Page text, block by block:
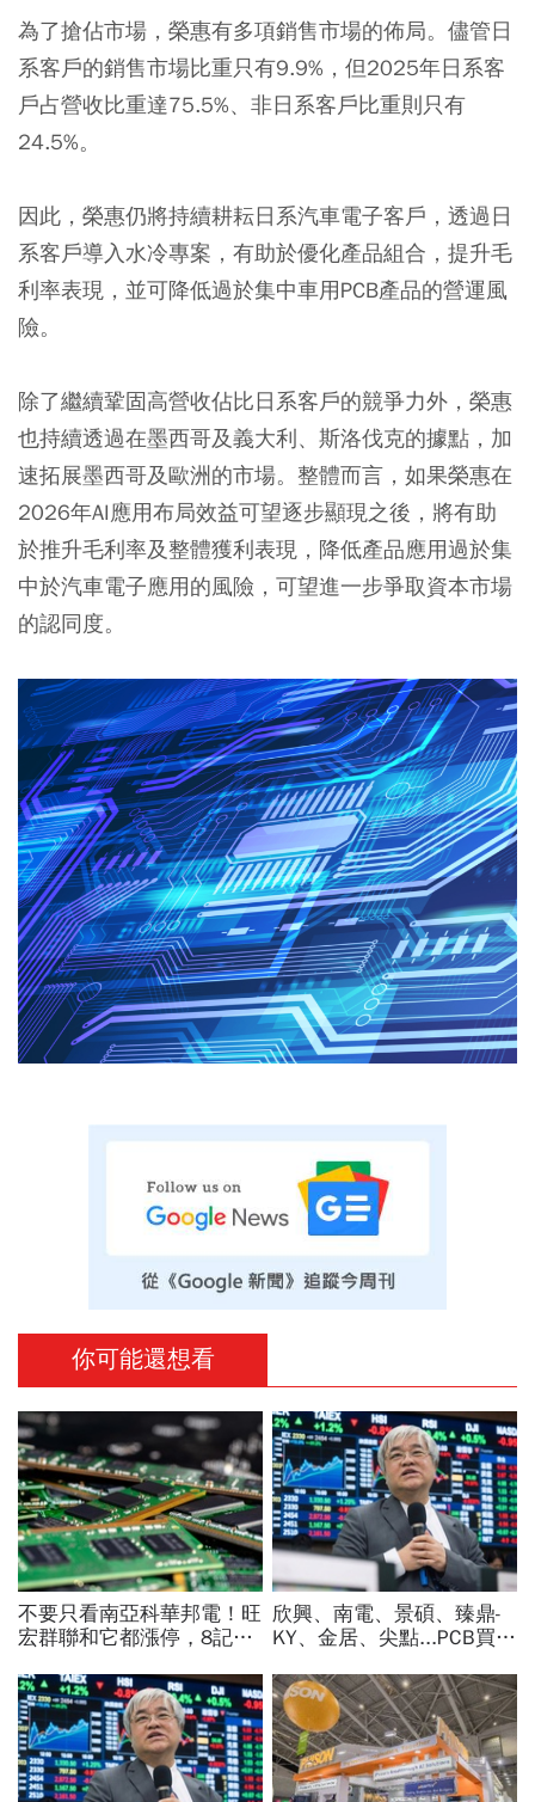
為了搶佔市場，榮惠有多項銷售市場的佈局。儘管日
系客戶的銷售市場比重只有9.9%，但2025年日系客
戶占營收比重達75.5%、非日系客戶比重則只有
24.5%。
因此，榮惠仍將持續耕耘日系汽車電子客戶，透過日
系客戶導入水冷專案，有助於優化產品組合，提升毛
利率表現，並可降低過於集中車用PCB產品的營運風
險。
除了繼續鞏固高營收佔比日系客戶的競爭力外，榮惠
也持續透過在墨西哥及義大利、斯洛伐克的據點，加
速拓展墨西哥及歐洲的市場。整體而言，如果榮惠在
2026年AI應用布局效益可望逐步顯現之後，將有助
於推升毛利率及整體獲利表現，降低產品應用過於集
中於汽車電子應用的風險，可望進一步爭取資本市場
的認同度。
你可能還想看
不要只看南亞科華邦電！旺
宏群聯和它都漲停，8記憶
說時間就在今天，牛肉大塊
嗎
欣興、南電、景碩、臻鼎-
KY、金居、尖點...PCB買誰
11月末升段首選，V轉反彈
最快